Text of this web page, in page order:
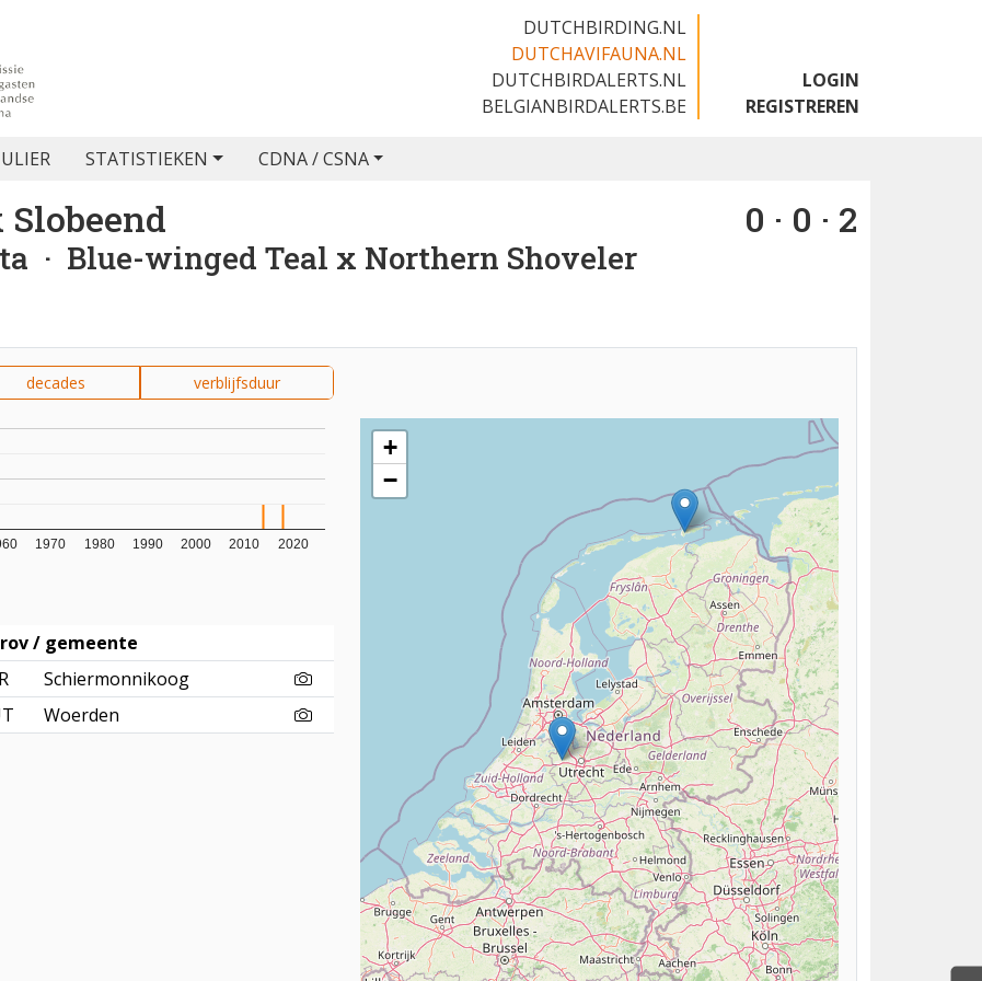
DUTCHBIRDING.NL
DUTCHAVIFAUNA.NL
DUTCHBIRDALERTS.NL
BELGIANBIRDALERTS.BE
LOGIN
REGISTREREN
STATISTIEKEN CDNA / CSNA
0 · 0 · 2
· Blue-winged Teal x Northern Shoveler
decades verblijfsduur
1970 1980 1990 2000 2010 2020
/ gemeente
Schiermonnikoog
Woerden
+
−